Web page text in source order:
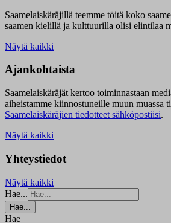
Saamelaiskäräjillä teemme töitä koko
saamen kielillä ja kulttuurilla olisi elintilaa
Näytä kaikki
Ajankohtaista
Saamelaiskäräjät kertoo toiminnastaan
aiheistamme kiinnostuneille muun muassa
Saamelaiskäräjien tiedotteet sähköpostiisi.
Näytä kaikki
Yhteystiedot
Näytä kaikki
Hae...
Hae...
Hae